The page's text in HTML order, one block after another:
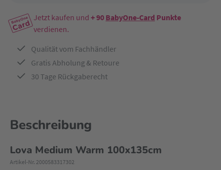
Jetzt kaufen und + 90 BabyOne-Card Punkte
verdienen.
Qualität vom Fachhändler
Gratis Abholung & Retoure
30 Tage Rückgaberecht
Beschreibung
Lova Medium Warm 100x135cm
Artikel-Nr. 2000583317302